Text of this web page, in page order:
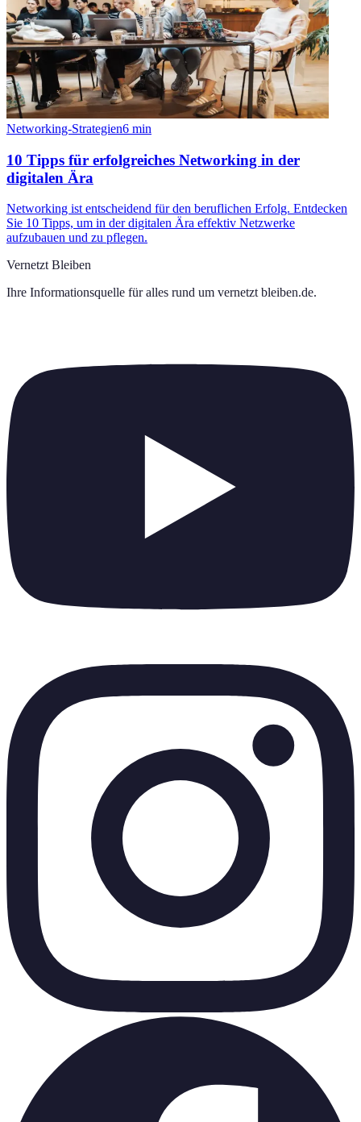
Networking-Strategien6 min
10 Tipps für erfolgreiches Networking in der
digitalen Ära
Networking ist entscheidend für den beruflichen Erfolg. Entdecken
Sie 10 Tipps, um in der digitalen Ära effektiv Netzwerke
aufzubauen und zu pflegen.
Vernetzt Bleiben
Ihre Informationsquelle für alles rund um vernetzt bleiben.de.